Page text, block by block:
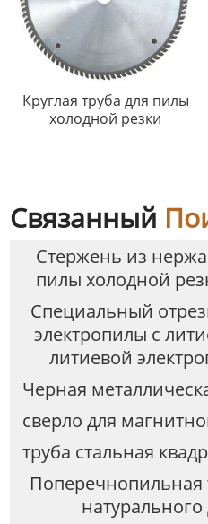
Круглая труба для пилы
холодной резки
Связанный
Стержень из
пилы холодной
Специальный
электропилы с
литиевой
Черная
сверло для
труба стальная
Поперечнопильная